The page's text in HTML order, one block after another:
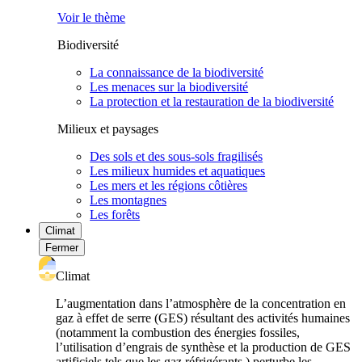
Voir le thème
Biodiversité
La connaissance de la biodiversité
Les menaces sur la biodiversité
La protection et la restauration de la biodiversité
Milieux et paysages
Des sols et des sous-sols fragilisés
Les milieux humides et aquatiques
Les mers et les régions côtières
Les montagnes
Les forêts
Climat
Fermer
Climat
L’augmentation dans l’atmosphère de la concentration en
gaz à effet de serre (GES) résultant des activités humaines
(notamment la combustion des énergies fossiles,
l’utilisation d’engrais de synthèse et la production de GES